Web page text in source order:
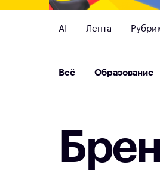
AI Лента
Всё Образование
Брен